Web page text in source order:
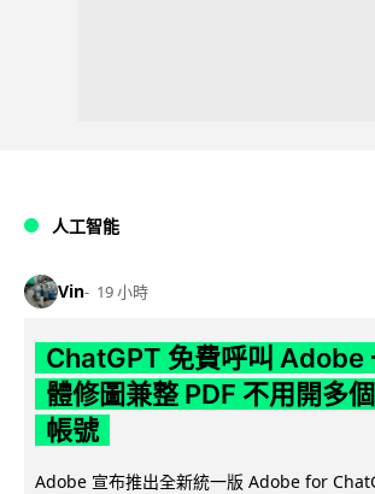
人工智能
Vin 19 小時
ChatGPT 免費呼叫 Adobe
體修圖兼整 PDF 不用開多
帳號
Adobe 宣布推出全新統一版 Adobe for